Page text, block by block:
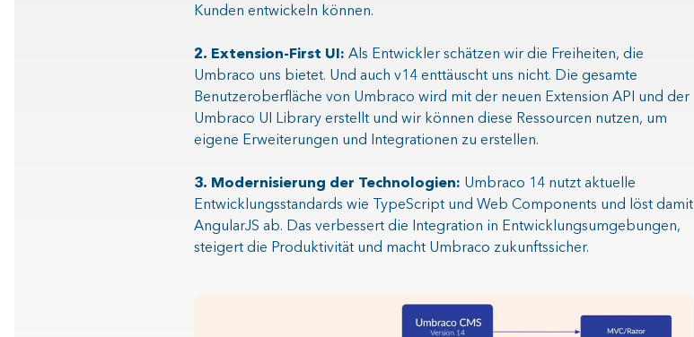
Kunden entwickeln können.
2. Extension-First UI: Als Entwickler schätzen wir die Freiheiten, die
Umbraco uns bietet. Und auch v14 enttäuscht uns nicht. Die gesamte
Benutzeroberfläche von Umbraco wird mit der neuen Extension API und der
Umbraco UI Library erstellt und wir können diese Ressourcen nutzen, um
eigene Erweiterungen und Integrationen zu erstellen.
3. Modernisierung der Technologien: Umbraco 14 nutzt aktuelle
Entwicklungsstandards wie TypeScript und Web Components und löst damit
AngularJS ab. Das verbessert die Integration in Entwicklungsumgebungen,
steigert die Produktivität und macht Umbraco zukunftssicher.